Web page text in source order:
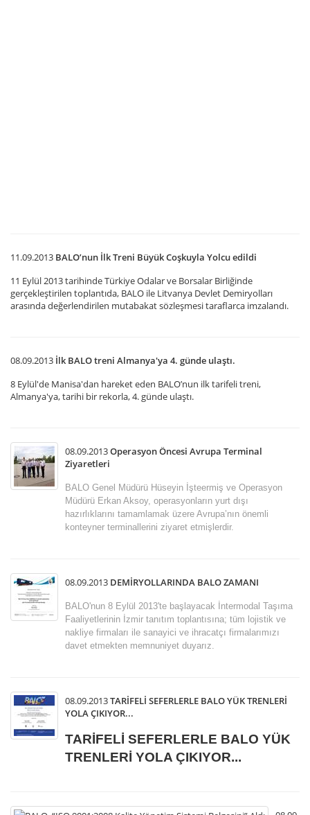
11.09.2013 BALO’nun İlk Treni Büyük Coşkuyla Yolcu edildi
11 Eylül 2013 tarihinde Türkiye Odalar ve Borsalar Birliğinde
gerçekleştirilen toplantıda, BALO ile Litvanya Devlet Demiryolları
arasında değerlendirilen mutabakat sözleşmesi taraflarca imzalandı.
08.09.2013 İlk BALO treni Almanya'ya 4. günde ulaştı.
8 Eylül'de Manisa'dan hareket eden BALO’nun ilk tarifeli treni,
Almanya'ya, tarihi bir rekorla, 4. günde ulaştı.
08.09.2013Operasyon Öncesi Avrupa Terminal
Ziyaretleri
BALO Genel Müdürü Hüseyin İşteermiş ve Operasyon
Müdürü Erkan Aksoy, operasyonların yurt dışı
hazırlıklarını tamamlamak üzere Avrupa’nın önemli
konteyner terminallerini ziyaret etmişlerdir.
08.09.2013 DEMİRYOLLARINDA BALO ZAMANI
BALO'nun 8 Eylül 2013'te başlayacak İntermodal Taşıma
Faaliyetlerinin İzmir tanıtım toplantısına; tüm lojistik ve
nakliye firmaları ile sanayici ve ihracatçı firmalarımızı
davet etmekten memnuniyet duyarız.
08.09.2013TARİFELİ SEFERLERLE BALO YÜK TRENLERİ
YOLA ÇIKIYOR...
TARİFELİ SEFERLERLE BALO YÜK
TRENLERİ YOLA ÇIKIYOR...